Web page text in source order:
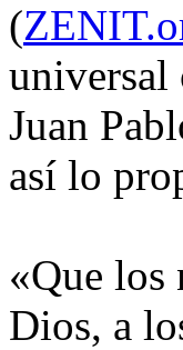
(
universal
Juan
así lo
«Que los
Dios, a